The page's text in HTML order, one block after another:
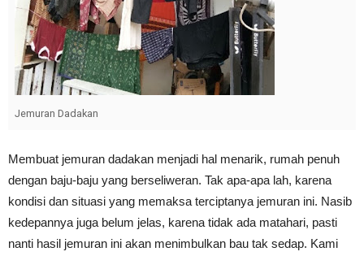
Jemuran Dadakan
Membuat jemuran dadakan menjadi hal menarik, rumah penuh
dengan baju-baju yang berseliweran. Tak apa-apa lah, karena
kondisi dan situasi yang memaksa terciptanya jemuran ini. Nasib
kedepannya juga belum jelas, karena tidak ada matahari, pasti
nanti hasil jemuran ini akan menimbulkan bau tak sedap. Kami